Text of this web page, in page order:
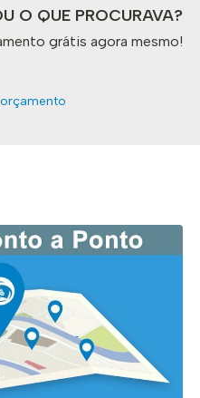
O QUE PROCURAVA?
grátis agora mesmo!